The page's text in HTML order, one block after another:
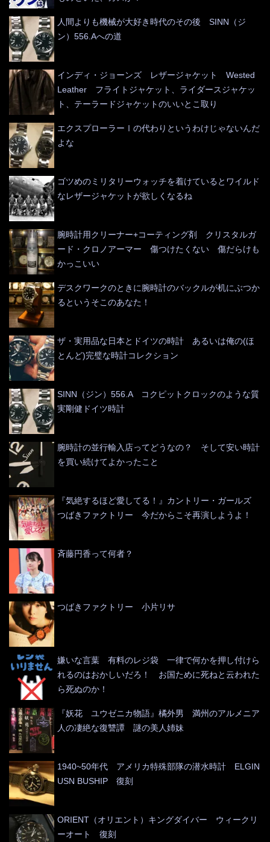
人間よりも機械が大好き時代のその後 SINN（ジ
ン）556.Aへの道
インディ・ジョーンズ レザージャケット Wested
Leather フライトジャケット、ライダースジャケッ
ト、テーラードジャケットのいいとこ取り
エクスプローラーⅠの代わりというわけじゃないんだ
よな
ゴツめのミリタリーウォッチを着けているとワイルド
なレザージャケットが欲しくなるね
腕時計用クリーナー+コーティング剤 クリスタルガ
ード・クロノアーマー 傷つけたくない 傷だらけも
かっこいい
デスクワークのときに腕時計のバックルが机にぶつか
るというそこのあなた！
ザ・実用品な日本とドイツの時計 あるいは俺の(ほ
とんど)完璧な時計コレクション
SINN（ジン）556.A コクピットクロックのような質
実剛健ドイツ時計
腕時計の並行輸入店ってどうなの？ そして安い時計
を買い続けてよかったこと
『気絶するほど愛してる！』カントリー・ガールズ
つばきファクトリー 今だからこそ再演しようよ！
斉藤円香って何者？
つばきファクトリー 小片リサ
嫌いな言葉 有料のレジ袋 一律で何かを押し付けら
れるのはおかしいだろ！ お国ために死ねと云われた
ら死ぬのか！
『妖花 ユウゼニカ物語』橘外男 満州のアルメニア
人の凄絶な復讐譚 謎の美人姉妹
1940~50年代 アメリカ特殊部隊の潜水時計 ELGIN
USN BUSHIP 復刻
ORIENT（オリエント）キングダイバー ウィークリ
ーオート 復刻